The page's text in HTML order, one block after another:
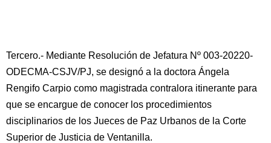
Tercero.- Mediante Resolución de Jefatura Nº 003-20220-
ODECMA-CSJV/PJ, se designó a la doctora Ángela
Rengifo Carpio como magistrada contralora itinerante para
que se encargue de conocer los procedimientos
disciplinarios de los Jueces de Paz Urbanos de la Corte
Superior de Justicia de Ventanilla.